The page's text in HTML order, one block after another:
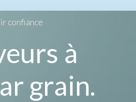
confiance
à
grain.